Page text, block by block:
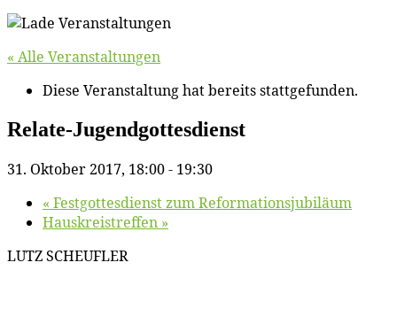
« Alle Veranstaltungen
Diese Veranstaltung hat bereits stattgefunden.
Re­la­te-Ju­gend­got­tes­dienst
31. Oktober 2017, 18:00- 19:30
« Fest­got­tes­dienst zum Reformationsjubiläum
Haus­kreis­tref­fen »
LUTZ SCHEUFLER